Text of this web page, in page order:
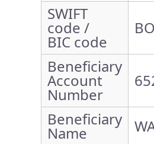
SWIFT
code /
BIC code
Beneficiary
Account
Number
Beneficiary
Name